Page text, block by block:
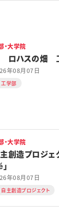
・大学院
ロハスの畑
年08月07日
工学部
・大学院
創造プロジェ
年08月07日
自主創造プロジェクト